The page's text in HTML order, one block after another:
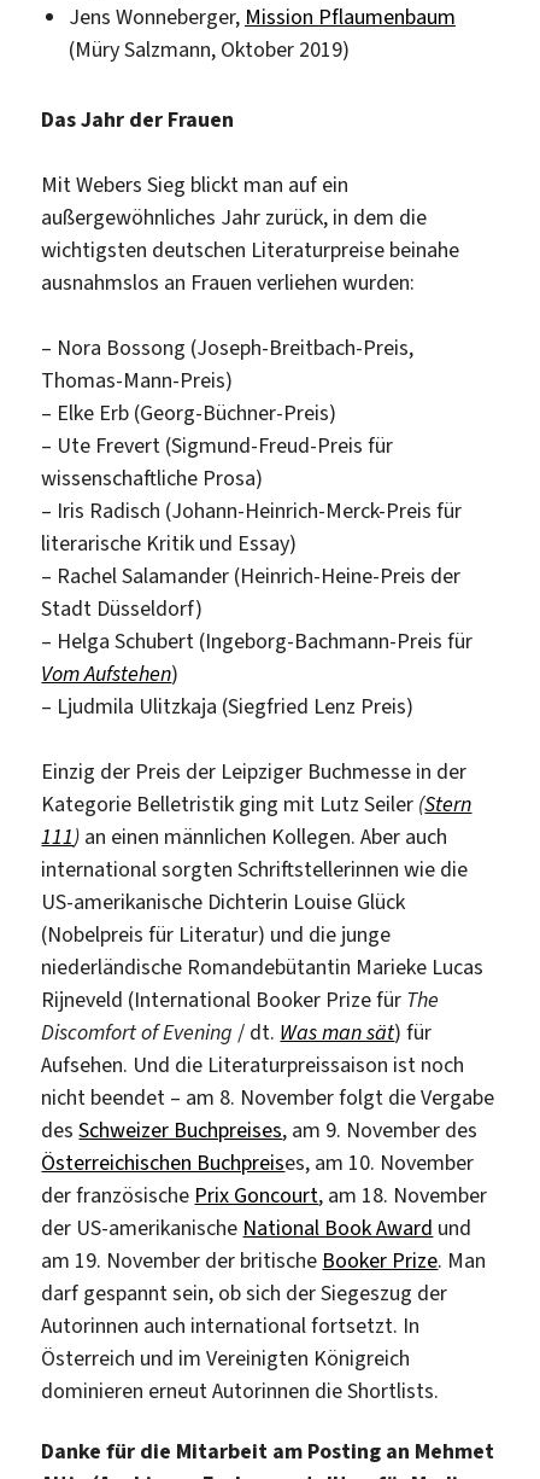
Jens Wonneberger, Mission Pflaumenbaum
(Müry Salzmann, Oktober 2019)
Das Jahr der Frauen
Mit Webers Sieg blickt man auf ein
außergewöhnliches Jahr zurück, in dem die
wichtigsten deutschen Literaturpreise beinahe
ausnahmslos an Frauen verliehen wurden:
– Nora Bossong (Joseph-Breitbach-Preis,
Thomas-Mann-Preis)
– Elke Erb (Georg-Büchner-Preis)
– Ute Frevert (Sigmund-Freud-Preis für
wissenschaftliche Prosa)
– Iris Radisch (Johann-Heinrich-Merck-Preis für
literarische Kritik und Essay)
– Rachel Salamander (Heinrich-Heine-Preis der
Stadt Düsseldorf)
– Helga Schubert (Ingeborg-Bachmann-Preis für
Vom Aufstehen)
– Ljudmila Ulitzkaja (Siegfried Lenz Preis)
Einzig der Preis der Leipziger Buchmesse in der
Kategorie Belletristik ging mit Lutz Seiler (Stern
111) an einen männlichen Kollegen. Aber auch
international sorgten Schriftstellerinnen wie die
US-amerikanische Dichterin Louise Glück
(Nobelpreis für Literatur) und die junge
niederländische Romandebütantin Marieke Lucas
Rijneveld (International Booker Prize für The
Discomfort of Evening / dt. Was man sät) für
Aufsehen. Und die Literaturpreissaison ist noch
nicht beendet – am 8. November folgt die Vergabe
desSchweizer Buchpreises, am 9. November des
Österreichischen Buchpreises, am 10. November
der französische Prix Goncourt, am 18. November
der US-amerikanische National Book Award und
am 19. November der britische Booker Prize. Man
darf gespannt sein, ob sich der Siegeszug der
Autorinnen auch international fortsetzt. In
Österreich und im Vereinigten Königreich
dominieren erneut Autorinnen die Shortlists.
Danke für die Mitarbeit am Posting an Mehmet